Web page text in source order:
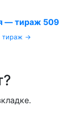
— тираж 509
тираж →